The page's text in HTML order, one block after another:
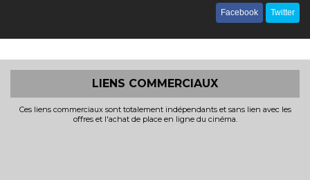
Facebook Twitter
LIENS COMMERCIAUX
Ces liens commerciaux sont totalement indépendants et sans lien avec les
offres et l'achat de place en ligne du cinéma.